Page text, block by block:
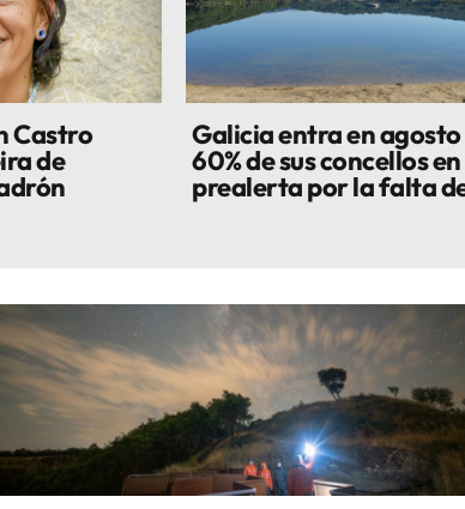
Castro
de
Galicia entra en agosto
60% de sus concellos en
prealerta por la falta